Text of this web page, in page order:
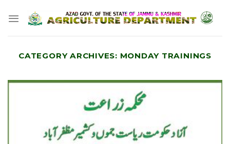
CATEGORY ARCHIVES: MONDAY TRAININGS